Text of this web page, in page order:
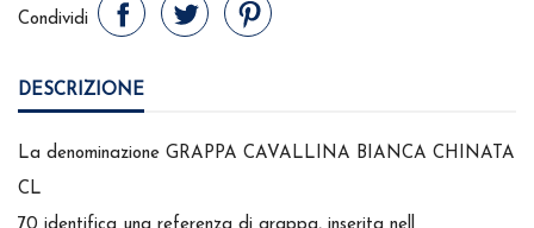
Condividi
DESCRIZIONE
La denominazione GRAPPA CAVALLINA BIANCA CHINATA
CL